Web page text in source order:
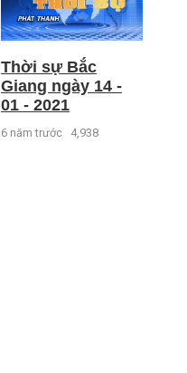
Thời sự Bắc
Giang ngày 14 -
01 - 2021
6 năm trước 4,938